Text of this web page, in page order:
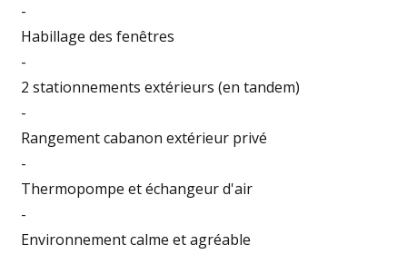
-
Habillage des fenêtres
-
2 stationnements extérieurs (en tandem)
-
Rangement cabanon extérieur privé
-
Thermopompe et échangeur d'air
-
Environnement calme et agréable